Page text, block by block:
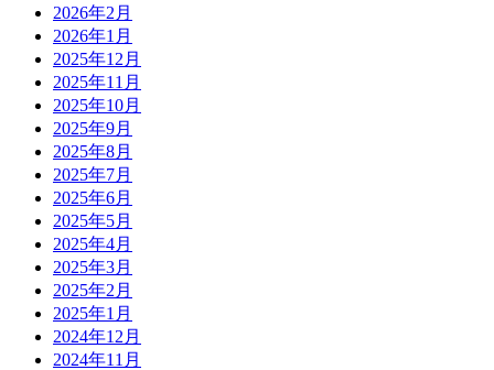
2026年2月
2026年1月
2025年12月
2025年11月
2025年10月
2025年9月
2025年8月
2025年7月
2025年6月
2025年5月
2025年4月
2025年3月
2025年2月
2025年1月
2024年12月
2024年11月